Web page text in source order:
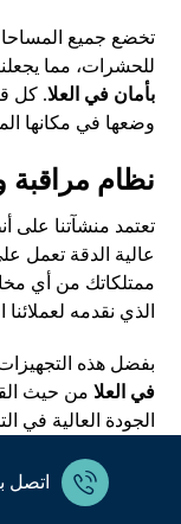
تخضع جميع
للحشرات، مما
بأمان في العلا. كل
وضعها في مكانها
نظام مراقبة
تعتمد منشآتنا على
عالية الدقة تعمل
ممتلكاتك من أي
الذي نقدمه لعملائنا
بفضل هذه التجهيزات
في العلا من حيث
الجودة العالية في
اتصل